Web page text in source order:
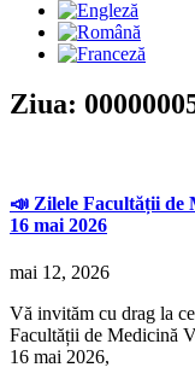
Ziua:
📣 Zilele Facultății de
16 mai 2026
mai 12, 2026
Vă invităm cu drag la
Facultății de Medicină
16 mai 2026,